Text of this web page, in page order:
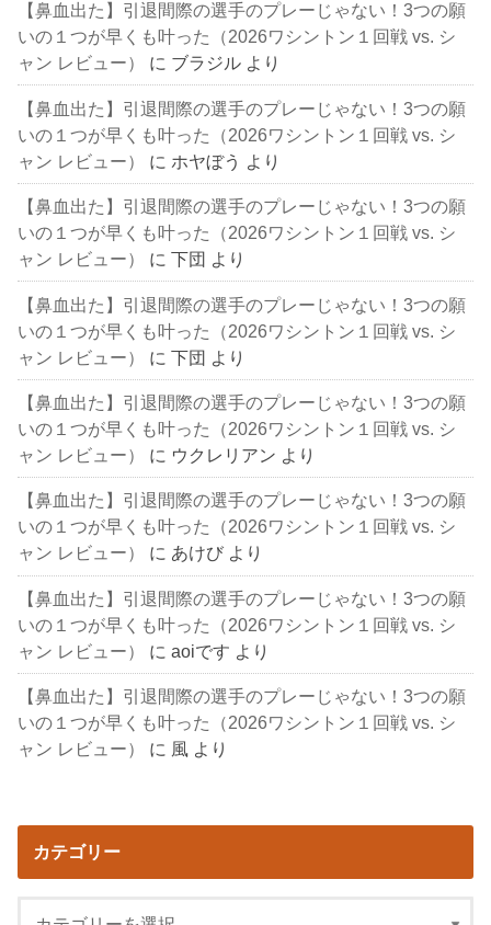
【鼻血出た】引退間際の選手のプレーじゃない！3つの願
いの１つが早くも叶った（2026ワシントン１回戦 vs. シ
ャン レビュー）
に ブラジル より
【鼻血出た】引退間際の選手のプレーじゃない！3つの願
いの１つが早くも叶った（2026ワシントン１回戦 vs. シ
ャン レビュー）
に ホヤぼう より
【鼻血出た】引退間際の選手のプレーじゃない！3つの願
いの１つが早くも叶った（2026ワシントン１回戦 vs. シ
ャン レビュー）
に下団 より
【鼻血出た】引退間際の選手のプレーじゃない！3つの願
いの１つが早くも叶った（2026ワシントン１回戦 vs. シ
ャン レビュー）
に下団 より
【鼻血出た】引退間際の選手のプレーじゃない！3つの願
いの１つが早くも叶った（2026ワシントン１回戦 vs. シ
ャン レビュー）
に ウクレリアン より
【鼻血出た】引退間際の選手のプレーじゃない！3つの願
いの１つが早くも叶った（2026ワシントン１回戦 vs. シ
ャン レビュー）
に あけび より
【鼻血出た】引退間際の選手のプレーじゃない！3つの願
いの１つが早くも叶った（2026ワシントン１回戦 vs. シ
ャン レビュー）
にaoiです より
【鼻血出た】引退間際の選手のプレーじゃない！3つの願
いの１つが早くも叶った（2026ワシントン１回戦 vs. シ
ャン レビュー）
に 風 より
カテゴリー